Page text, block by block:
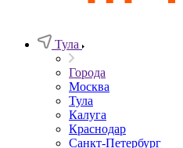
Тула
Города
Москва
Тула
Калуга
Краснодар
Санкт-Петербург